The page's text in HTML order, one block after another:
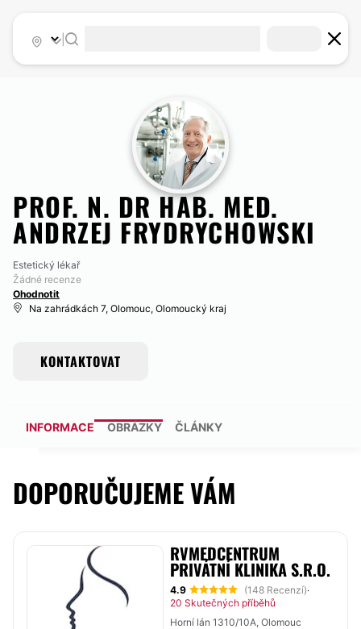
PROF. N. DR HAB. MED.
ANDRZEJ FRYDRYCHOWSKI
Estetický lékař
Žádné recenze
Ohodnotit
Na zahrádkách 7, Olomouc, Olomoucký kraj
KONTAKTOVAT
INFORMACE OBRÁZKY ČLÁNKY
DOPORUČUJEME VÁM
RVMEDCENTRUM
PRIVÁTNÍ KLINIKA S.R.O.
4.9 (148 Recenzí)·
20 Skutečných příběhů
Horní lán 1310/10A, Olomouc